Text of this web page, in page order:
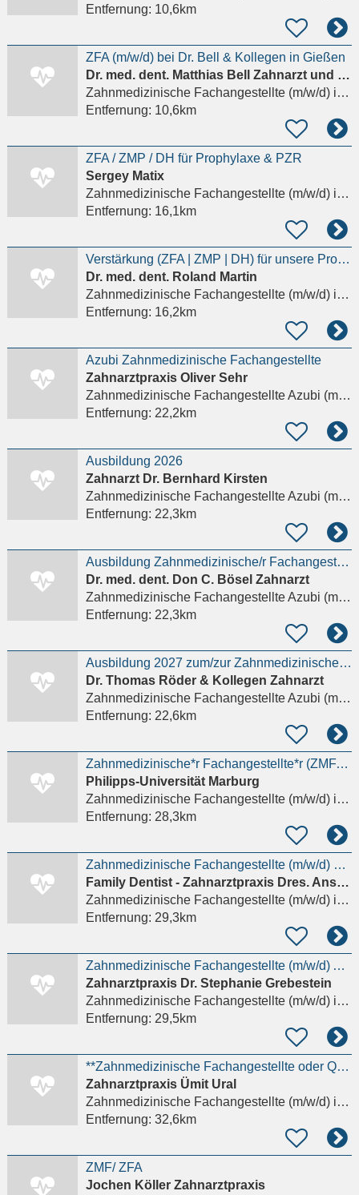
Entfernung: 10,6km
ZFA (m/w/d) bei Dr. Bell & Kollegen in Gießen
Dr. med. dent. Matthias Bell Zahnarzt und Fachzahnarzt für Oralchirurgie
Zahnmedizinische Fachangestellte (m/w/d)in Gießen
Entfernung: 10,6km
ZFA / ZMP / DH für Prophylaxe & PZR
Sergey Matix
Zahnmedizinische Fachangestellte (m/w/d)in Rockenberg, Oppershofen
Entfernung: 16,1km
Verstärkung (ZFA | ZMP | DH) für unsere Prophylaxe gesucht (m/w/d)
Dr. med. dent. Roland Martin
Zahnmedizinische Fachangestellte (m/w/d)in Biebertal, Rodheim-Bieber
Entfernung: 16,2km
Azubi Zahnmedizinische Fachangestellte
Zahnarztpraxis Oliver Sehr
Zahnmedizinische Fachangestellte Azubi (m/w/d)
Entfernung: 22,2km
Ausbildung 2026
Zahnarzt Dr. Bernhard Kirsten
Zahnmedizinische Fachangestellte Azubi (m/w/d)
Entfernung: 22,3km
Ausbildung Zahnmedizinische/r Fachangestellte/r (m/w/d)
Dr. med. dent. Don C. Bösel Zahnarzt
Zahnmedizinische Fachangestellte Azubi (m/w/d)
Entfernung: 22,3km
Ausbildung 2027 zum/zur Zahnmedizinische/n Fachangestellte/n
Dr. Thomas Röder & Kollegen Zahnarzt
Zahnmedizinische Fachangestellte Azubi (m/w/d)
Entfernung: 22,6km
Zahnmedizinische*r Fachangestellte*r (ZMFA) Ausschreibungs-ID: fb20-0095-zfa-2026
Philipps-Universität Marburg
Zahnmedizinische Fachangestellte (m/w/d)in Marburg
Entfernung: 28,3km
Zahnmedizinische Fachangestellte (m/w/d) an der Rezeption — Teilzeit
Family Dentist - Zahnarztpraxis Dres. Ansari & Kollegen
Zahnmedizinische Fachangestellte (m/w/d)in Marburg
Entfernung: 29,3km
Zahnmedizinische Fachangestellte (m/w/d) Ausschließlich Vollzeit
Zahnarztpraxis Dr. Stephanie Grebestein
Zahnmedizinische Fachangestellte (m/w/d)in Gladenbach, Weidenhausen
Entfernung: 29,5km
**Zahnmedizinische Fachangestellte oder Quereinteiger (m/w/d) gesucht!**
Zahnarztpraxis Ümit Ural
Zahnmedizinische Fachangestellte (m/w/d)in Stadtallendorf
Entfernung: 32,6km
ZMF/ ZFA
Jochen Köller Zahnarztpraxis